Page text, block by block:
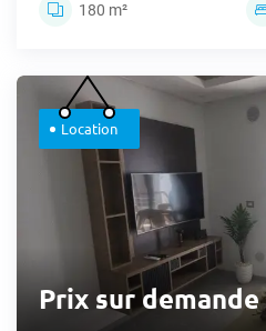
180 m²
Location
Prix sur demande